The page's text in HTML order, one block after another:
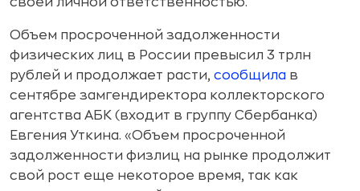
Объем просроченной задолженности
физических лиц в России превысил 3 трлн
рублей и продолжает расти, сообщила в
сентябре замгендиректора коллекторского
агентства АБК (входит в группу Сбербанка)
Евгения Уткина. «Объем просроченной
задолженности физлиц на рынке продолжит
свой рост еще некоторое время, так как